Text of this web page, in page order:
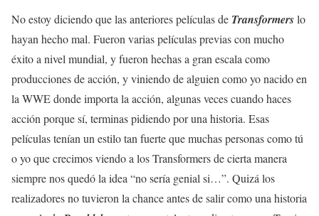
No estoy diciendo que las anteriores películas de Transformerslo
hayan hecho mal. Fueron varias películas previas con mucho
éxito a nivel mundial, y fueron hechas a gran escala como
producciones de acción, y viniendo de alguien como yo nacido en
la WWE donde importa la acción, algunas veces cuando haces
acción porque sí, terminas pidiendo por una historia. Esas
películas tenían un estilo tan fuerte que muchas personas como tú
o yo que crecimos viendo a los Transformers de cierta manera
siempre nos quedó la idea “no sería genial si…”. Quizá los
realizadores no tuvieron la chance antes de salir como una historia